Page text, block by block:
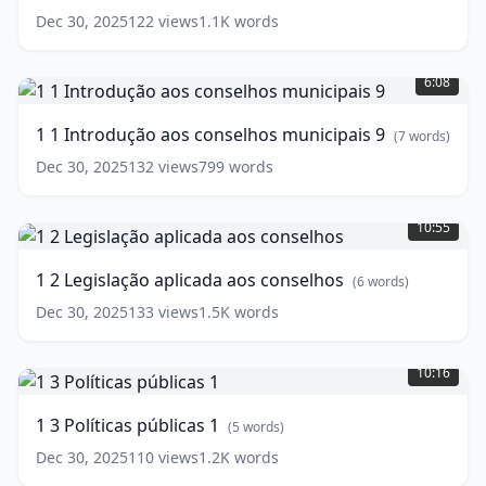
municipais
Dec 30, 2025122 views1.1K words
1
Introdução
conselhos
municipais
6:08
1 1 Introdução aos conselhos municipais 9 (7words)
Dec 30, 2025132 views799 words
2
Legislação
aos
conselhos (6
10:55
1 2 Legislação aplicada aos conselhos (6words)
Dec 30, 2025133 views1.5K words
3
Políticas
(5
words)
10:16
1 3 Políticas públicas 1 (5 words)
Dec 30, 2025110 views1.2K words